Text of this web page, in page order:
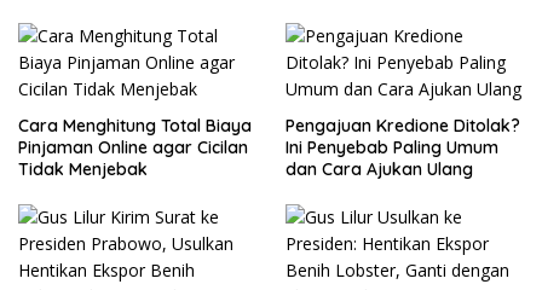
Cara Menghitung Total Biaya
Pinjaman Online agar Cicilan
Tidak Menjebak
Pengajuan Kredione Ditolak?
Ini Penyebab Paling Umum
dan Cara Ajukan Ulang